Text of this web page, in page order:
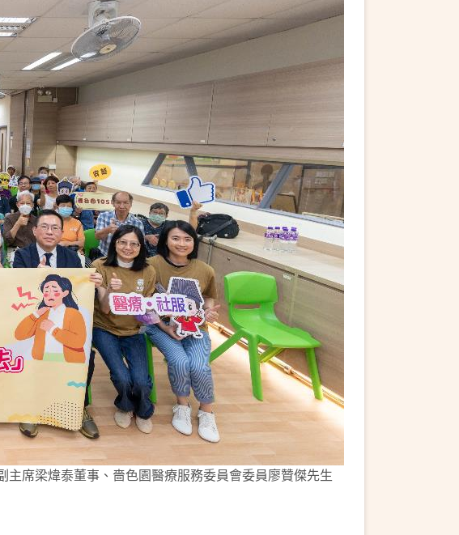
席梁煒泰董事、嗇色園醫療服務委員會委員廖贊傑先生